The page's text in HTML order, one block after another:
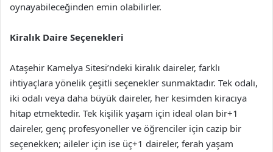
oynayabileceğinden emin olabilirler.
Kiralık Daire Seçenekleri
Ataşehir Kamelya Sitesi’ndeki kiralık daireler, farklı
ihtiyaçlara yönelik çeşitli seçenekler sunmaktadır. Tek odalı,
iki odalı veya daha büyük daireler, her kesimden kiracıya
hitap etmektedir. Tek kişilik yaşam için ideal olan bir+1
daireler, genç profesyoneller ve öğrenciler için cazip bir
seçenekken; aileler için ise üç+1 daireler, ferah yaşam